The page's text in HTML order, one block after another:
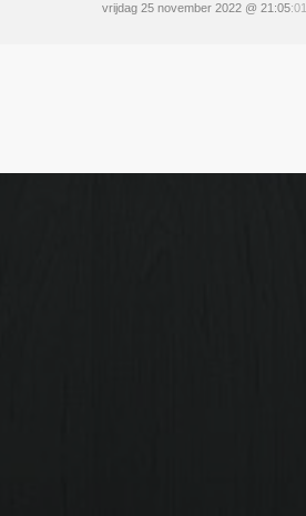
vrijdag 25 november 2022 @ 21:05:01